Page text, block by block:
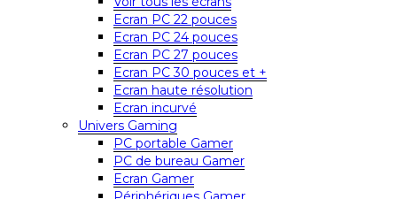
Ecran PC 22 pouces
Ecran PC 24 pouces
Ecran PC 27 pouces
Ecran PC 30 pouces et +
Ecran haute résolution
Ecran incurvé
Univers Gaming
PC portable Gamer
PC de bureau Gamer
Ecran Gamer